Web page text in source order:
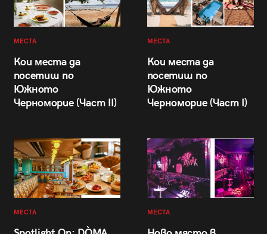
МЕСТА
Кои места да
посетиш по
Южното
Черноморие (Част II)
МЕСТА
Кои места да
посетиш по
Южното
Черноморие (Част I)
МЕСТА МЕСТА